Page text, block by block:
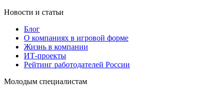
Новости и статьи
Блог
О компаниях в игровой форме
Жизнь в компании
ИТ-проекты
Рейтинг работодателей России
Молодым специалистам